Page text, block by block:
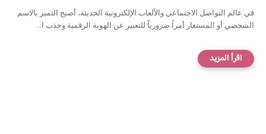
في عالم التواصل الاجتماعي والألعاب الإلكترونية الحديثة، أصبح التميز بالاسم
الشخصي أو المستعار أمراً ضرورياً للتعبير عن الهوية الرقمية وجذب ا...